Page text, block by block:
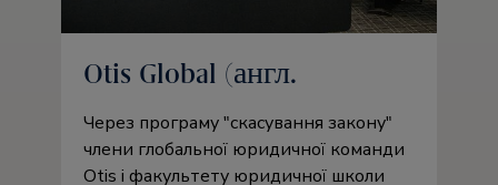
Otis Global (англ.
Через програму скасування закону
члени глобальної юридичної команди
Otis і факультету юридичної школи